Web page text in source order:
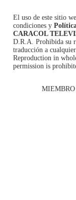
El uso de este sitio
condiciones y
CARACOL
D.R.A. Prohibida su
traducción a
Reproduction in
permission is